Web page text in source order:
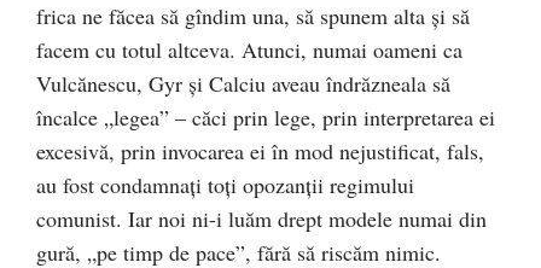
frica ne făcea să gîndim una, să spunem alta şi să
facem cu totul altceva. Atunci, numai oameni ca
Vulcănescu, Gyr şi Calciu aveau îndrăzneala să
încalce „legea” – căci prin lege, prin interpretarea ei
excesivă, prin invocarea ei în mod nejustificat, fals,
au fost condamnaţi toţi opozanţii regimului
comunist. Iar noi ni-i luăm drept modele numai din
gură, „pe timp de pace”, fără să riscăm nimic.